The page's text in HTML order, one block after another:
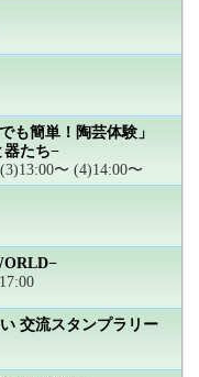
も簡単！陶芸体験」
器たち−
〜 (4)14:00〜
交流スタンプラリー